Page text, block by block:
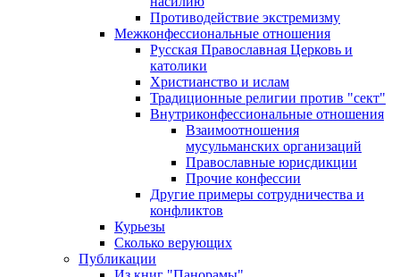
Противодействие экстремизму
Межконфессиональные отношения
Русская Православная Церковь и
католики
Христианство и ислам
Традиционные религии против "сект"
Внутриконфессиональные отношения
Взаимоотношения
мусульманских организаций
Православные юрисдикции
Прочие конфессии
Другие примеры сотрудничества и
конфликтов
Курьезы
Сколько верующих
Публикации